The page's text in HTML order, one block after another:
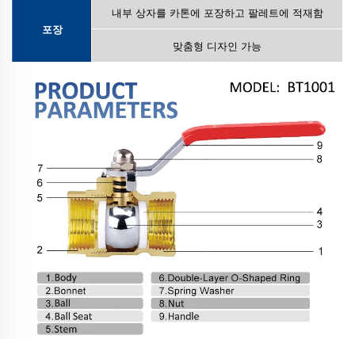
포장
내부 상자를 카톤에 포장하고 팔레트에 적재함
맞춤형 디자인 가능